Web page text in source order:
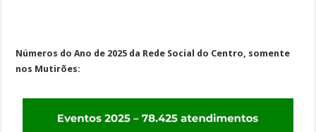
Números do Ano de 2025 da Rede Social do Centro, somente
nos Mutirões: